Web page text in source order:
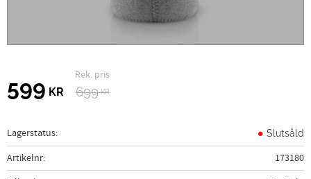
Nedsatt pris:
599 KR
Ordinarie pris:
699KR
Lagerstatus Slutsåld
Artikelnr
173180